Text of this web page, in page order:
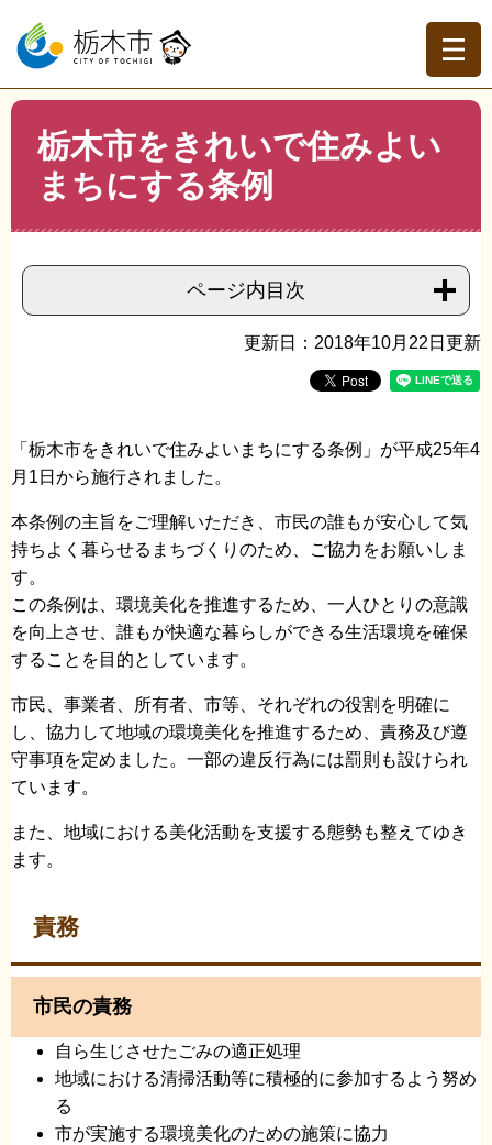
ー
の
先
ニ
ー
を
本
トップページ >分類でさがす > くらしの情報 >自然・環
境保全 >エコ環境都市 >栃木市をきれいで住みよいまちに
する条例
栃木市をきれいで住みよい
まちにする条例
ページ内目次
更新日：2018年10月22日更新
「栃木市をきれいで住みよいまちにする条例」が平成25年4
月1日から施行されました。
本条例の主旨をご理解いただき、市民の誰もが安心して気
持ちよく暮らせるまちづくりのため、ご協力をお願いしま
す。
この条例は、環境美化を推進するため、一人ひとりの意識
を向上させ、誰もが快適な暮らしができる生活環境を確保
することを目的としています。
市民、事業者、所有者、市等、それぞれの役割を明確に
し、協力して地域の環境美化を推進するため、責務及び遵
守事項を定めました。一部の違反行為には罰則も設けられ
ています。
また、地域における美化活動を支援する態勢も整えてゆき
ます。
責務
市民の責務
自ら生じさせたごみの適正処理
地域における清掃活動等に積極的に参加するよう努め
る
市が実施する環境美化のための施策に協力